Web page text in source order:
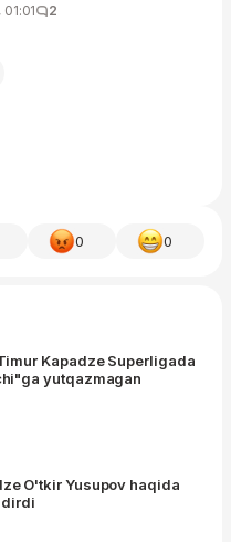
2
0 0
Kapadze Superligada
yutqazmagan
O'tkir Yusupov haqida